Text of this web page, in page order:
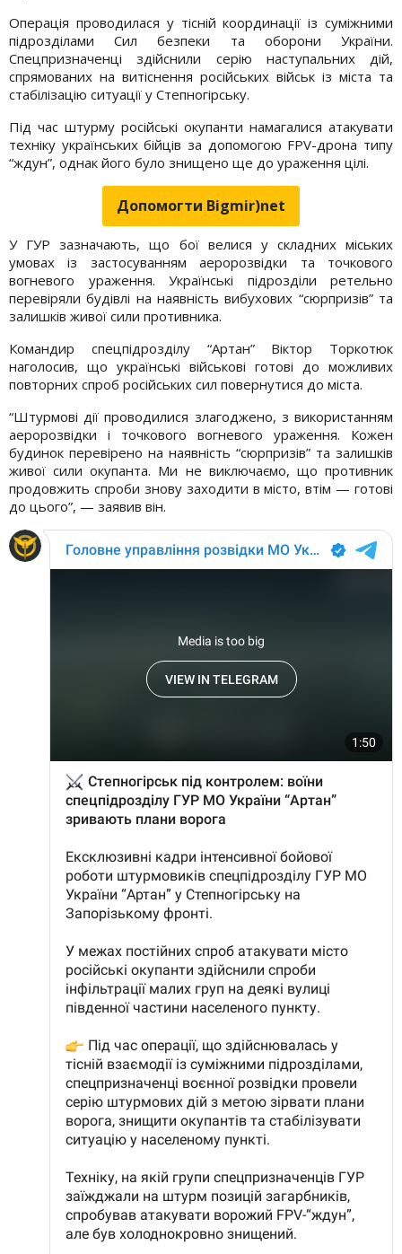
Операція проводилася у тісній координації із суміжними
підрозділами Сил безпеки та оборони України.
Спецпризначенці здійснили серію наступальних дій,
спрямованих на витіснення російських військ із міста та
стабілізацію ситуації у Степногірську.
Під час штурму російські окупанти намагалися атакувати
техніку українських бійців за допомогою FPV-дрона типу
“ждун”, однак його було знищено ще до ураження цілі.
Допомогти Bigmir)net
У ГУР зазначають, що бої велися у складних міських
умовах із застосуванням аеророзвідки та точкового
вогневого ураження. Українські підрозділи ретельно
перевіряли будівлі на наявність вибухових “сюрпризів” та
залишків живої сили противника.
Командир спецпідрозділу “Артан” Віктор Торкотюк
наголосив, що українські військові готові до можливих
повторних спроб російських сил повернутися до міста.
“Штурмові дії проводилися злагоджено, з використанням
аеророзвідки і точкового вогневого ураження. Кожен
будинок перевірено на наявність “сюрпризів” та залишків
живої сили окупанта. Ми не виключаємо, що противник
продовжить спроби знову заходити в місто, втім — готові
до цього”, — заявив він.